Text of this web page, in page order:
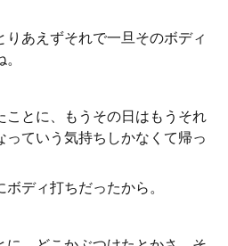
りあえずそれで一旦そのボディ
ことに、もうその日はもうそれ
っていう気持ちしかなくて帰っ
ディ打ちだったから。